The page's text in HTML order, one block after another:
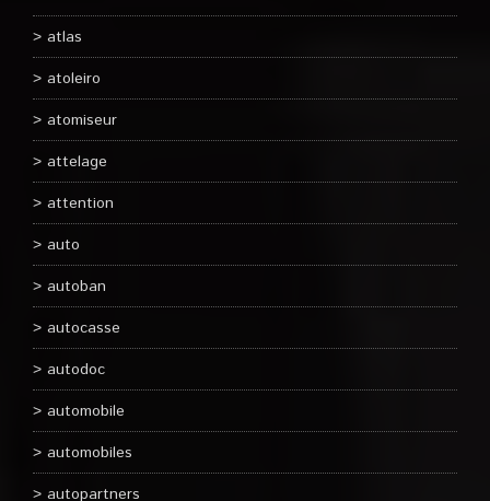
atlas
atoleiro
atomiseur
attelage
attention
auto
autoban
autocasse
autodoc
automobile
automobiles
autopartners